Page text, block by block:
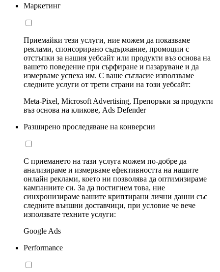
Маркетинг
Приемайки тези услуги, ние можем да показваме
реклами, спонсорирано съдържание, промоции с
отстъпки за нашия уебсайт или продукти въз основа на
вашето поведение при сърфиране и пазаруване и да
измерваме успеха им. С ваше съгласие използваме
следните услуги от трети страни на този уебсайт:
Meta-Pixel, Microsoft Advertising, Препоръки за продукти
въз основа на кликове, Ads Defender
Разширено проследяване на конверсии
С приемането на тази услуга можем по-добре да
анализираме и измерваме ефективността на нашите
онлайн реклами, което ни позволява да оптимизираме
кампаниите си. За да постигнем това, ние
синхронизираме вашите криптирани лични данни със
следните външни доставчици, при условие че вече
използвате техните услуги:
Google Ads
Performance